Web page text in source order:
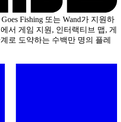
Fishing 또는 Wand가 지원하
서 게임 지원, 인터랙티브 맵, 게
로 도약하는 수백만 명의 플레